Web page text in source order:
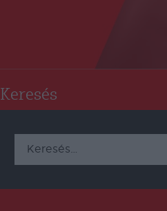
Keresés
Keresés: